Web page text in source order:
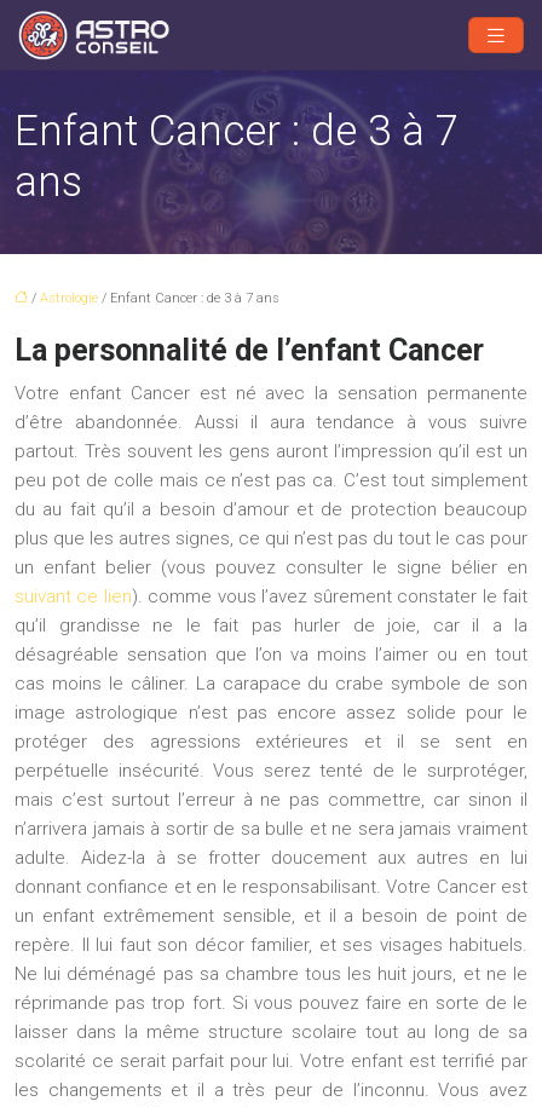
Enfant Cancer : de 3 à 7
ans
/ Astrologie / Enfant Cancer : de 3 à 7 ans
La personnalité de l’enfant Cancer
Votre enfant Cancer est né avec la sensation permanente
d’être abandonnée. Aussi il aura tendance à vous suivre
partout. Très souvent les gens auront l’impression qu’il est un
peu pot de colle mais ce n’est pas ca. C’est tout simplement
du au fait qu’il a besoin d’amour et de protection beaucoup
plus que les autres signes, ce qui n’est pas du tout le cas pour
un enfant belier (vous pouvez consulter le signe bélier en
suivant ce lien). comme vous l’avez sûrement constater le fait
qu’il grandisse ne le fait pas hurler de joie, car il a la
désagréable sensation que l’on va moins l’aimer ou en tout
cas moins le câliner. La carapace du crabe symbole de son
image astrologique n’est pas encore assez solide pour le
protéger des agressions extérieures et il se sent en
perpétuelle insécurité. Vous serez tenté de le surprotéger,
mais c’est surtout l’erreur à ne pas commettre, car sinon il
n’arrivera jamais à sortir de sa bulle et ne sera jamais vraiment
adulte. Aidez-la à se frotter doucement aux autres en lui
donnant confiance et en le responsabilisant. Votre Cancer est
un enfant extrêmement sensible, et il a besoin de point de
repère. Il lui faut son décor familier, et ses visages habituels.
Ne lui déménagé pas sa chambre tous les huit jours, et ne le
réprimande pas trop fort. Si vous pouvez faire en sorte de le
laisser dans la même structure scolaire tout au long de sa
scolarité ce serait parfait pour lui. Votre enfant est terrifié par
les changements et il a très peur de l’inconnu. Vous avez